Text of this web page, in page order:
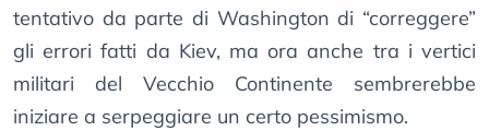
tentativo da parte di Washington di “correggere”
gli errori fatti da Kiev, ma ora anche tra i vertici
militari del Vecchio Continente sembrerebbe
iniziare a serpeggiare un certo pessimismo.